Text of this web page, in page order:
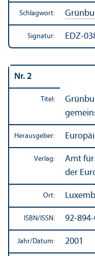
Schlagwort:
Signatur: EDZ-
Nr. 2
Titel:
Herausgeber:
Verlag:
Amt
der
Ort:
ISBN/ ISSN: 92-
Jahr/Datum: 2001